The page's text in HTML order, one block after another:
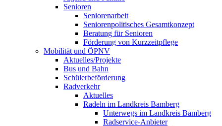
Senioren
Seniorenarbeit
Seniorenpolitisches Gesamtkonzept
Beratung für Senioren
Förderung von Kurzzeitpflege
Mobilität und ÖPNV
Aktuelles/Projekte
Bus und Bahn
Schülerbeförderung
Radverkehr
Aktuelles
Radeln im Landkreis Bamberg
Unterwegs im Landkreis Bamberg
Radservice-Anbieter